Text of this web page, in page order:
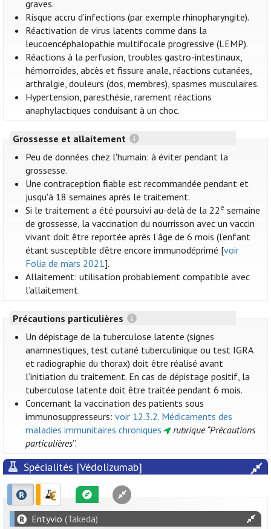
graves.
Risque accru d’infections (par exemple rhinopharyngite).
Réactivation de virus latents comme dans la
leucoencéphalopathie multifocale progressive (LEMP).
Réactions à la perfusion, troubles gastro-intestinaux,
hémorroïdes, abcès et fissure anale, réactions cutanées,
arthralgie, douleurs (dos, membres), spasmes musculaires.
Hypertension, paresthésie, rarement réactions
anaphylactiques conduisant à un choc.
Grossesse et allaitement
Peu de données chez l'humain: à éviter pendant la
grossesse.
Une contraception fiable est recommandée pendant et
jusqu'à 18 semaines après le traitement.
Si le traitement a été poursuivi au-delà de la 22 e semaine
de grossesse, la vaccination du nourrisson avec un vaccin
vivant doit être reportée après l'âge de 6 mois (l’enfant
étant susceptible d’être encore immunodéprimé [voir
Folia de mars 2021].
Allaitement: utilisation probablement compatible avec
l’allaitement.
Précautions particulières
Un dépistage de la tuberculose latente (signes
anamnestiques, test cutané tuberculinique ou test IGRA
et radiographie du thorax) doit être réalisé avant
l’initiation du traitement. En cas de dépistage positif, la
tuberculose latente doit être traitée pendant 6 mois.
Concernant la vaccination des patients sous
immunosuppresseurs:voir 12.3.2. Médicaments des
maladies immunitaires chroniques
rubrique “Précautions
particulières”.
Spécialités [Védolizumab]
Entyvio (Takeda)